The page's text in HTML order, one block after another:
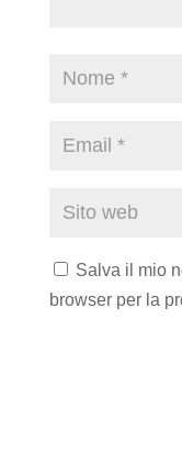
Salva il mio
browser per la